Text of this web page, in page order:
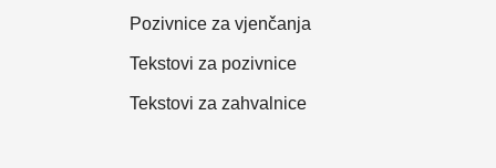
Pozivnice za vjenčanja
Tekstovi za pozivnice
Tekstovi za zahvalnice